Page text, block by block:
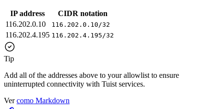
IP address
CIDR notation
116.202.0.10
116.202.0.10/32
116.202.4.195 116.202.4.195/32
Tip
Add all of the addresses above to your allowlist to ensure
uninterrupted connectivity with Tuist services.
Ver como Markdown